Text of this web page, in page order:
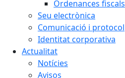
Ordenances fiscals
Seu electrònica
Comunicació i protocol
Identitat corporativa
Actualitat
Notícies
Avisos